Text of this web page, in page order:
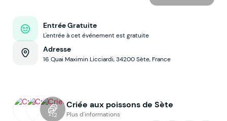
Entrée Gratuite
L'entrée à cet événement est gratuite
Adresse
16 Quai Maximin Licciardi, 34200 Sète, France
+12
Criée aux poissons de Sète
Plus d'informations
Voir sur la map